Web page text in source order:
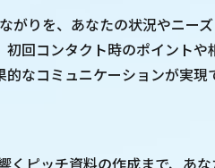
がりを、あなたの状況やニー
回コンタクト時のポイントや
なコミュニケーションが実現
くピッチ資料の作成まで、あな